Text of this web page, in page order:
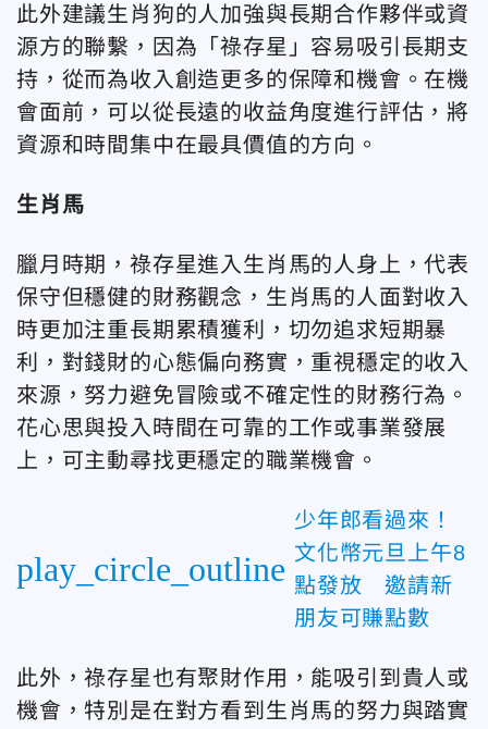
此外建議生肖狗的人加強與長期合作夥伴或資
源方的聯繫，因為「祿存星」容易吸引長期支
持，從而為收入創造更多的保障和機會。在機
會面前，可以從長遠的收益角度進行評估，將
資源和時間集中在最具價值的方向。
生肖馬
臘月時期，祿存星進入生肖馬的人身上，代表
保守但穩健的財務觀念，生肖馬的人面對收入
時更加注重長期累積獲利，切勿追求短期暴
利，對錢財的心態偏向務實，重視穩定的收入
來源，努力避免冒險或不確定性的財務行為。
花心思與投入時間在可靠的工作或事業發展
上，可主動尋找更穩定的職業機會。
play_circle_outline
少年郎看過來！
文化幣元旦上午8
點發放 邀請新
朋友可賺點數
此外，祿存星也有聚財作用，能吸引到貴人或
機會，特別是在對方看到生肖馬的努力與踏實